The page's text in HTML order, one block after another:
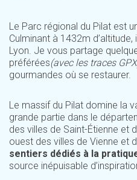
Le Parc régional du Pilat est
Culminant à 1432m
Lyon. Je vous partage
préférées(avec les traces
gourmandes où se restaurer.
Le massif du Pilat domine la
grande partie dans le
des villes de Saint-Étienne et
ouest des villes de Vienne et
sentiers dédiés à la
source inépuisable